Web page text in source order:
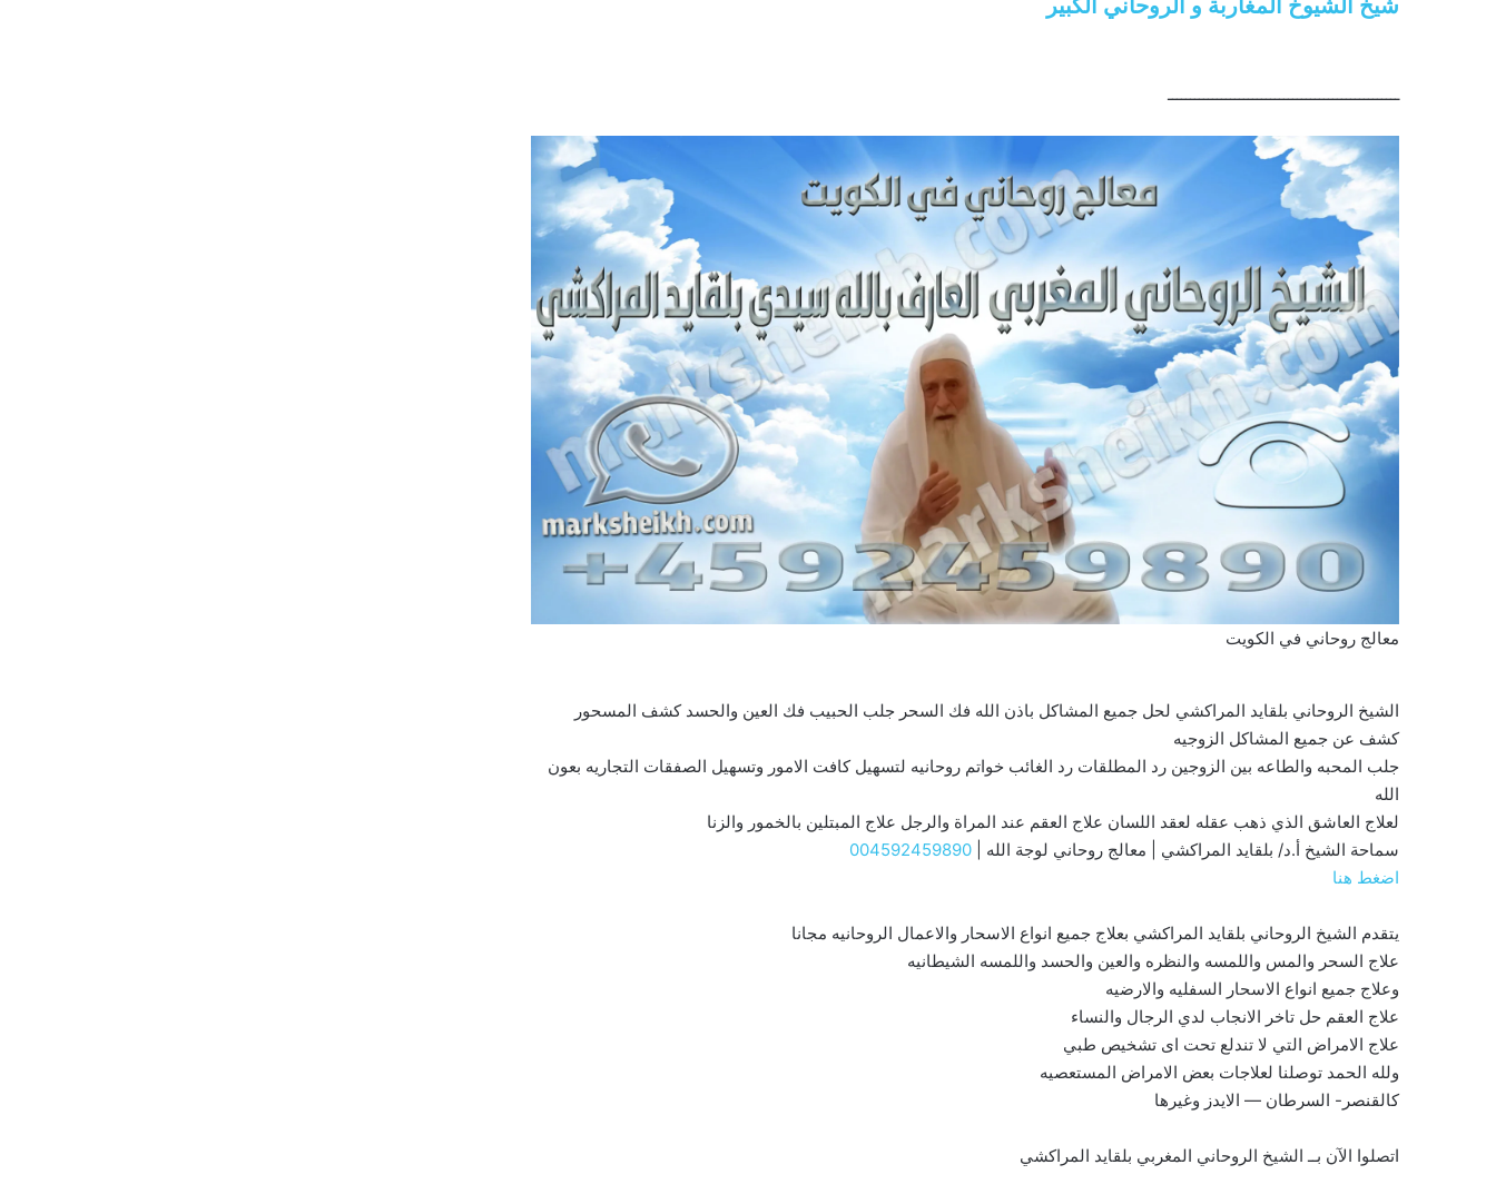
شيخ الشيوخ المغاربة و الروحاني الكبير
ــــــــــــــــــــــــــــــــــــــــــــــــــــ
معالج روحاني في الكويت
الشيخ الروحاني بلقايد المراكشي لحل جميع المشاكل باذن الله فك السحر جلب الحبيب فك العين والحسد كشف المسحور
كشف عن جميع المشاكل الزوجيه
جلب المحبه والطاعه بين الزوجين رد المطلقات رد الغائب خواتم روحانيه لتسهيل كافت الامور وتسهيل الصفقات التجاريه بعون
الله
لعلاج العاشق الذي ذهب عقله لعقد اللسان علاج العقم عند المراة والرجل علاج المبتلين بالخمور والزنا
سماحة الشيخ أ.د/ بلقايد المراكشي | معالج روحاني لوجة الله | 004592459890
اضغط هنا
يتقدم الشيخ الروحاني بلقايد المراكشي بعلاج جميع انواع الاسحار والاعمال الروحانيه مجانا
علاج السحر والمس واللمسه والنظره والعين والحسد واللمسه الشيطانيه
وعلاج جميع انواع الاسحار السفليه والارضيه
علاج العقم حل تاخر الانجاب لدي الرجال والنساء
علاج الامراض التي لا تندلع تحت اى تشخيص طبي
ولله الحمد توصلنا لعلاجات بعض الامراض المستعصيه
كالقنصر- السرطان — الايدز وغيرها
اتصلوا الآن بــ الشيخ الروحاني المغربي بلقايد المراكشي